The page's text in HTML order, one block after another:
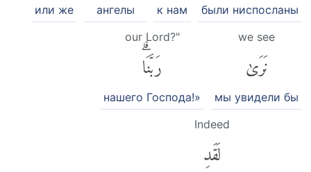
были ниспосланы
к нам
ангелы
или же
we see
نَرَىٰ
мы увидели бы
our Lord?"
رَبَّنَاۗ
нашего Господа!»
Indeed
لَقَدِ